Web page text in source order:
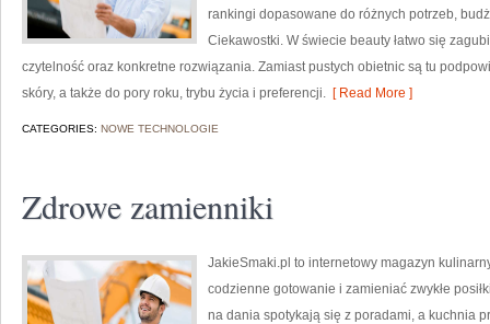
rankingi dopasowane do różnych potrzeb,
Ciekawostki. W świecie beauty łatwo się
czytelność oraz konkretne rozwiązania. Zamiast pustych obietnic są tu
skóry, a także do pory roku, trybu życia i preferencji. [ Read More ]
CATEGORIES: NOWE TECHNOLOGIE
Zdrowe zamienniki
JakieSmaki.pl to internetowy magazyn
codzienne gotowanie i zamieniać zwykłe
na dania spotykają się z poradami, a kuchnia